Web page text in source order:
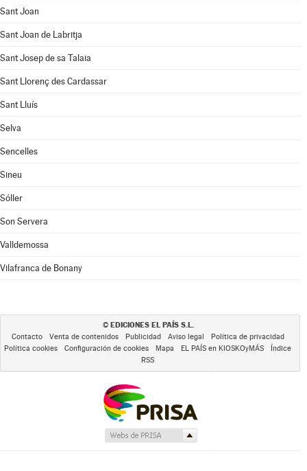
Sant Joan
Sant Joan de Labritja
Sant Josep de sa Talaia
Sant Llorenç des Cardassar
Sant Lluís
Selva
Sencelles
Sineu
Sóller
Son Servera
Valldemossa
Vilafranca de Bonany
© EDICIONES EL PAÍS S.L.
Contacto Venta de contenidos Publicidad Aviso legal
Política de privacidad
Política cookies
Configuración de cookies Mapa EL PAÍS en KIOSKOyMÁS
Índice
RSS